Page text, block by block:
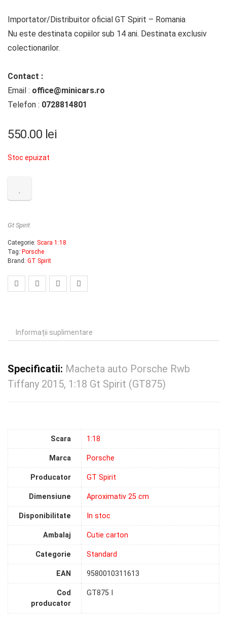
Importator/Distribuitor oficial GT Spirit – Romania
Nu este destinata copiilor sub 14 ani. Destinata exclusiv
colectionarilor.
Contact :
Email : office@minicars.ro
Telefon : 0728814801
550.00 lei
Stoc epuizat
Gt Spirit
Categorie: Scara 1:18
Tag: Porsche
Brand: GT Spirit
Informații suplimentare
Specificatii: Macheta auto Porsche Rwb
Tiffany 2015, 1:18 Gt Spirit (GT875)
Scara 1:18
Marca Porsche
Producator GT Spirit
Dimensiune Aproximativ 25 cm
Disponibilitate In stoc
Ambalaj Cutie carton
Categorie Standard
EAN 9580010311613
Cod
producator
GT875 I